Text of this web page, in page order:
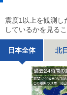
震度1以上を観測し
しているかを見る
日本全体 北